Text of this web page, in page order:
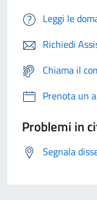
Leggi le
Richiedi
Chiama il
Prenota un
Problemi in
Segnala